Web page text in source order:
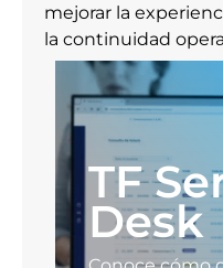
mejorar la
la continuidad
TF
Desk